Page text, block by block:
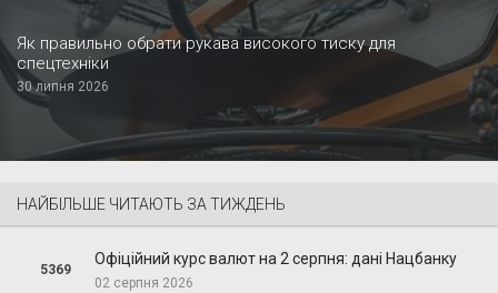
Як правильно обрати рукава високого тиску для
спецтехніки
30 липня 2026
НАЙБІЛЬШЕ ЧИТАЮТЬ ЗА ТИЖДЕНЬ
5369
Офіційний курс валют на 2 серпня: дані Нацбанку
02 серпня 2026